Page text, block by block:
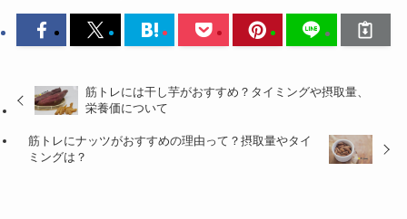
筋トレには干し芋がおすすめ？タイミングや摂取量、
栄養価について
筋トレにナッツがおすすめの理由って？摂取量やタイ
ミングは？